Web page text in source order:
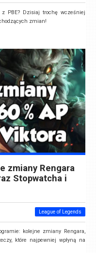
PBE? Dzisiaj trochę wcześniej
zmian!
zmiany Rengara
Stopwatcha i
League of Legends
kolejne zmiany Rengara,
które najpewniej wpłyną na